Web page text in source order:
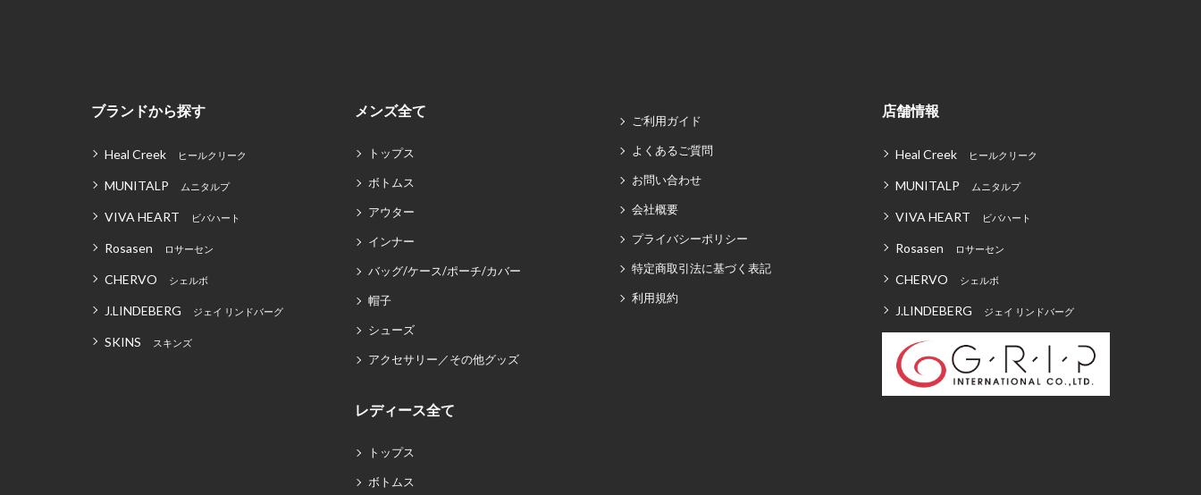
ブランドから探す
Heal Creek ヒールクリーク
MUNITALP ムニタルプ
VIVA HEART ビバハート
Rosasen ロサーセン
CHERVO シェルボ
J.LINDEBERG ジェイ リンドバーグ
SKINS スキンズ
メンズ全て
トップス
ボトムス
アウター
インナー
バッグ/ケース/ポーチ/カバー
帽子
シューズ
アクセサリー／その他グッズ
レディース全て
トップス
ボトムス
ご利用ガイド
よくあるご質問
お問い合わせ
会社概要
プライバシーポリシー
特定商取引法に基づく表記
利用規約
店舗情報
Heal Creek ヒールクリーク
MUNITALP ムニタルプ
VIVA HEART ビバハート
Rosasen ロサーセン
CHERVO シェルボ
J.LINDEBERG ジェイ リンドバーグ